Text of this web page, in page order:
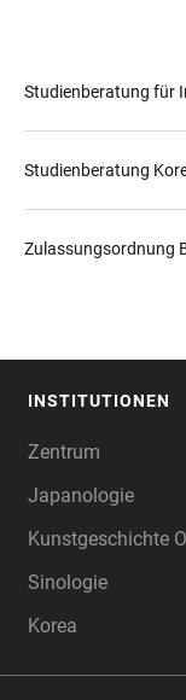
Studienberatung für
Studienberatung
Zulassungsordnung
INSTITUTIONEN
Zentrum
Japanologie
Kunstgeschichte
Sinologie
Korea